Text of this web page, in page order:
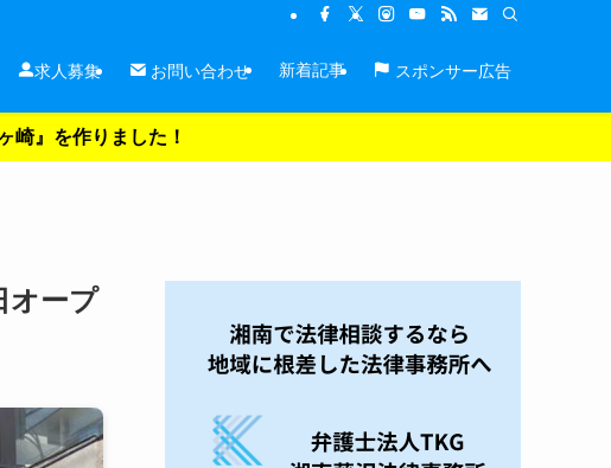
求人募集 お問い合わせ 新着記事 スポンサー広告
崎』を作りました！
オープ